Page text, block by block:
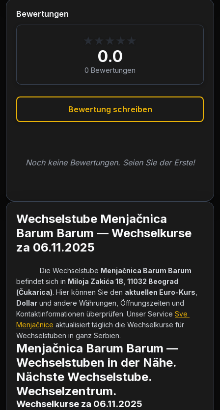
Bewertungen
★ ★ ★ ★ ★
0.0
0 Bewertungen
Bewertung schreiben
Noch keine Bewertungen. Seien Sie der Erste!
Wechselstube Menjačnica
Barum Barum — Wechselkurse
za 06.11.2025
            Die Wechselstube
Menjačnica Barum Barum
befindet sich in Miloja Zakića 18, 11032 Beograd
(Čukarica). Hier können Sie den aktuellen Euro-Kurs
Dollar und andere Währungen, Öffnungszeiten und
Kontaktinformationen überprüfen. Unser Service Sve
Menjačnice aktualisiert täglich die Wechselkurse für
Wechselstuben in ganz Serbien.
Menjačnica Barum Barum —
Wechselstuben in der Nähe.
Nächste Wechselstube.
Wechselzentrum.
Wechselkurse za 06.11.2025